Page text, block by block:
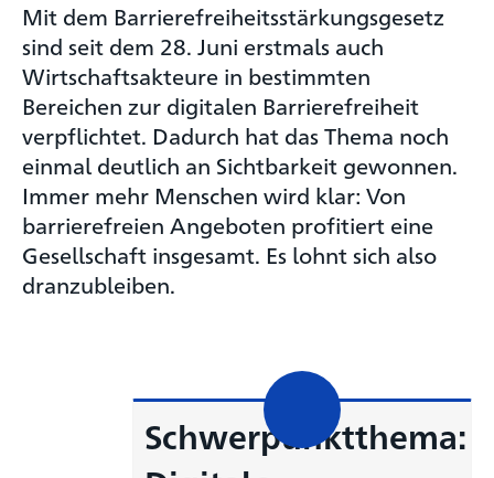
Mit dem Barrierefreiheitsstärkungsgesetz
sind seit dem 28. Juni erstmals auch
Wirtschaftsakteure in bestimmten
Bereichen zur digitalen Barrierefreiheit
verpflichtet. Dadurch hat das Thema noch
einmal deutlich an Sichtbarkeit gewonnen.
Immer mehr Menschen wird klar: Von
barrierefreien Angeboten profitiert eine
Gesellschaft insgesamt. Es lohnt sich also
dranzubleiben.
Schwerpunktthema: